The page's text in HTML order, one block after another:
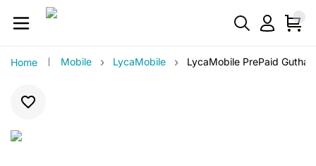
Home Mobile › LycaMobile › LycaMobile PrePaid